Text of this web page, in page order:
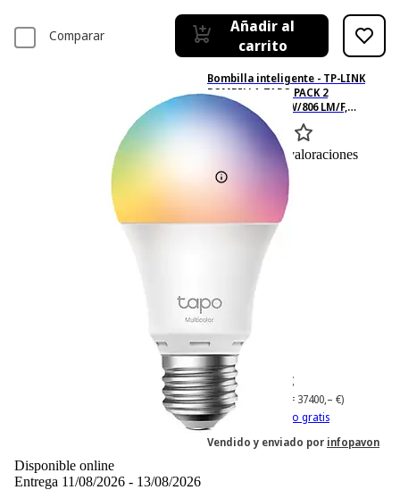
Comparar
Añadir al
carrito
Bombilla inteligente - TP-LINK
BOMBILLA TAPO PACK 2
A60/E27/RGB/8.5W/806 LM/F,
Casquillo E27, Control por voz,
Regulador de intensidad, RGB
Basado en 0 valoraciones
37,77 €
37,40 €
37,40€
(precio por litro = 37400,– €)
IVA incl. Con envío gratis
Vendido y enviado por infopavon
Disponible online
Entrega 11/08/2026 - 13/08/2026